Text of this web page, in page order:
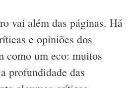
vai além das páginas. Há
e opiniões dos
como um eco: muitos
profundidade das